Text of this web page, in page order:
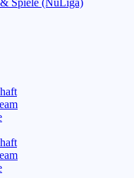
Spiele (NuLiga)